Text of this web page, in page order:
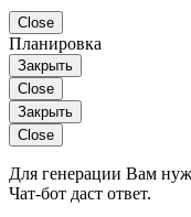
Close
Планировка
Закрыть
Close
Закрыть
Close
Для генерации Вам
Чат-бот даст ответ.